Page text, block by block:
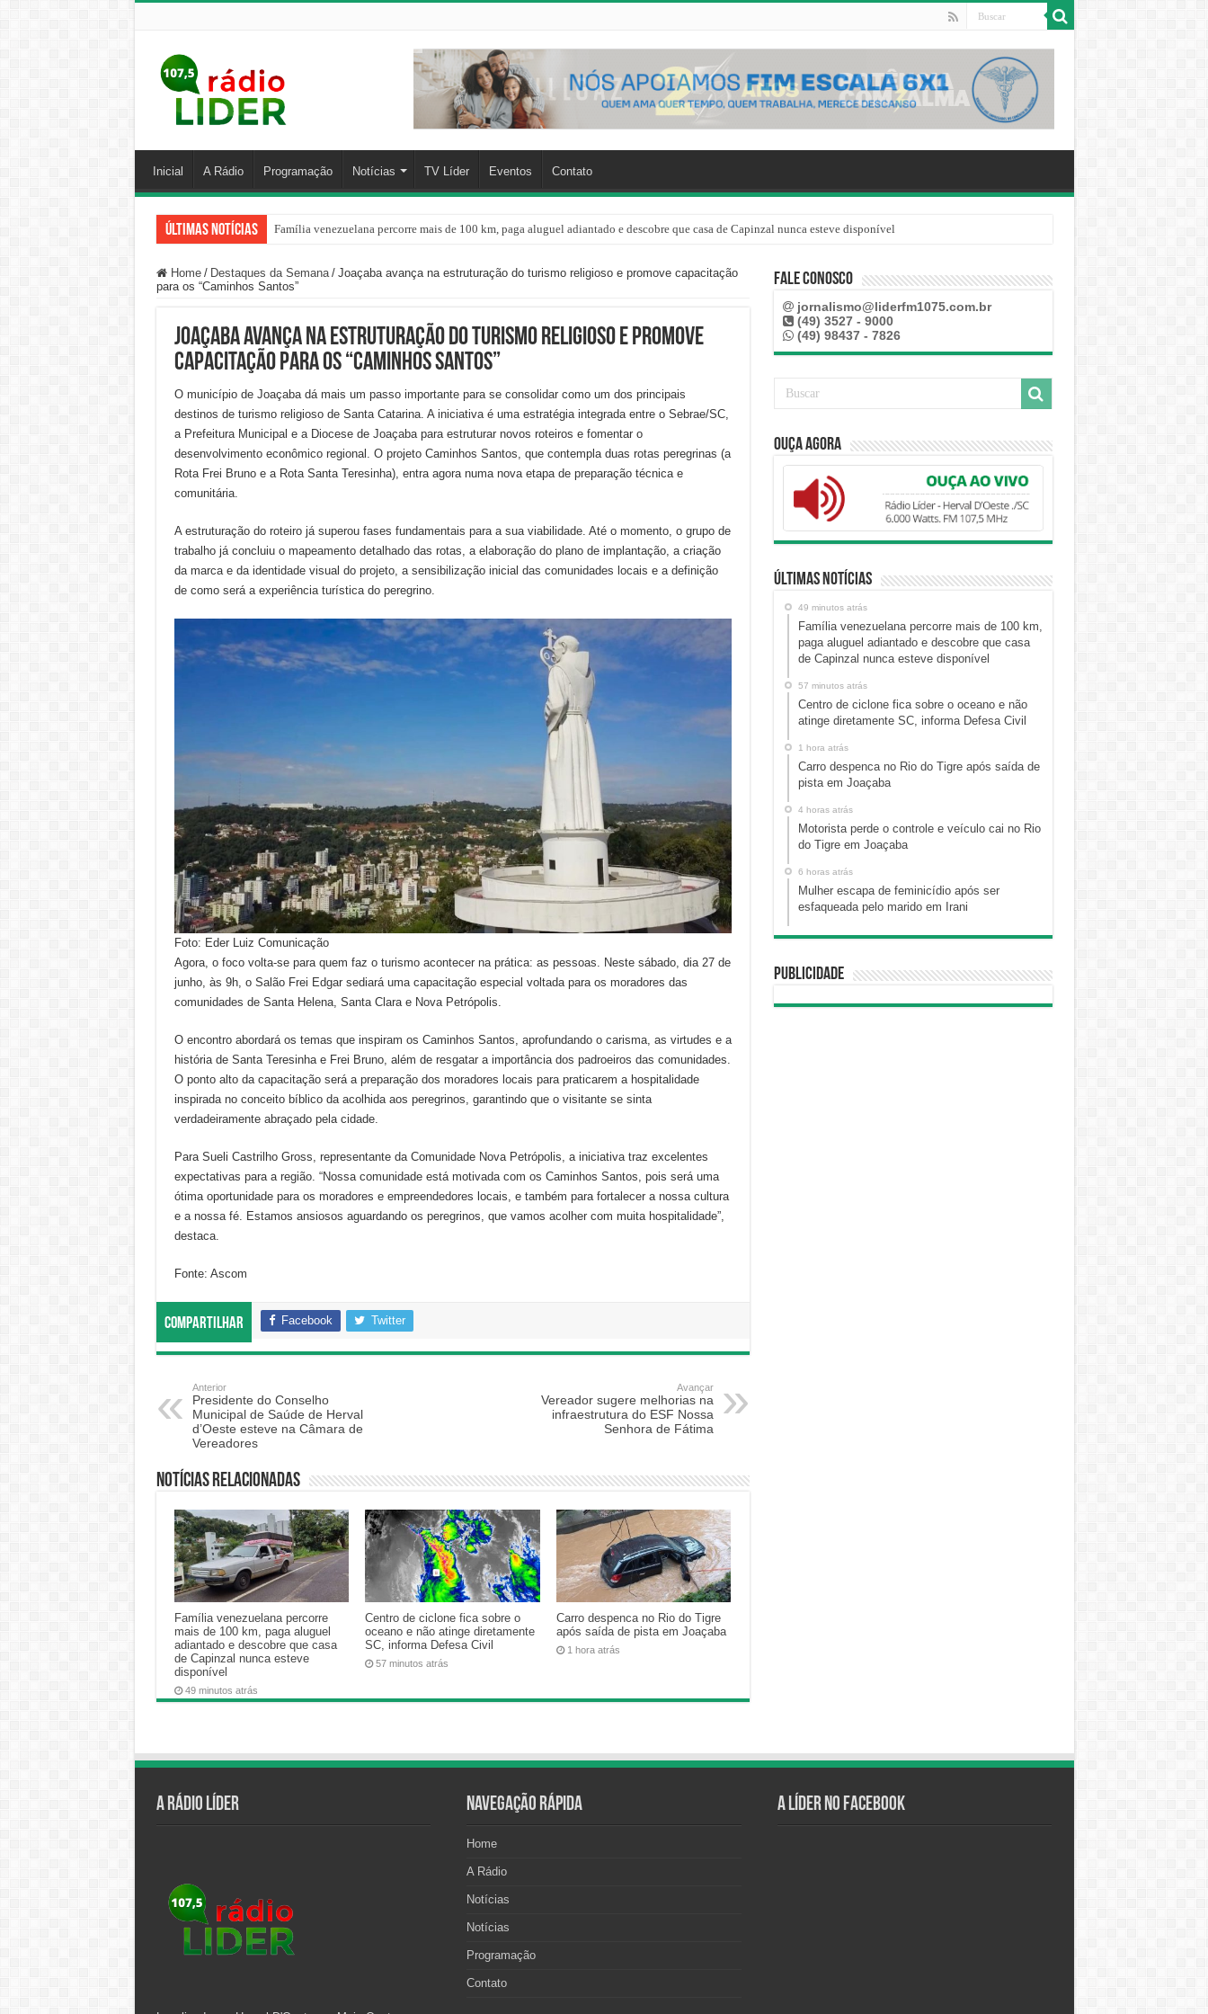
Inicial A Rádio Programação Notícias TV Líder Eventos Contato
Últimas Notícias Família venezuelana percorre mais de 100 km, paga aluguel adiantado e descobre que casa de Capinzal nunca esteve disponível
Home / Destaques da Semana / Joaçaba avança na estruturação do turismo religioso e promove capacitação
para os “Caminhos Santos”
Joaçaba avança na estruturação do turismo religioso e promove
capacitação para os “Caminhos Santos”
O município de Joaçaba dá mais um passo importante para se consolidar como um dos principais
destinos de turismo religioso de Santa Catarina. A iniciativa é uma estratégia integrada entre o Sebrae/SC,
a Prefeitura Municipal e a Diocese de Joaçaba para estruturar novos roteiros e fomentar o
desenvolvimento econômico regional. O projeto Caminhos Santos, que contempla duas rotas peregrinas (a
Rota Frei Bruno e a Rota Santa Teresinha), entra agora numa nova etapa de preparação técnica e
comunitária.
A estruturação do roteiro já superou fases fundamentais para a sua viabilidade. Até o momento, o grupo de
trabalho já concluiu o mapeamento detalhado das rotas, a elaboração do plano de implantação, a criação
da marca e da identidade visual do projeto, a sensibilização inicial das comunidades locais e a definição
de como será a experiência turística do peregrino.
Foto: Eder Luiz Comunicação
Agora, o foco volta-se para quem faz o turismo acontecer na prática: as pessoas. Neste sábado, dia 27 de
junho, às 9h, o Salão Frei Edgar sediará uma capacitação especial voltada para os moradores das
comunidades de Santa Helena, Santa Clara e Nova Petrópolis.
O encontro abordará os temas que inspiram os Caminhos Santos, aprofundando o carisma, as virtudes e a
história de Santa Teresinha e Frei Bruno, além de resgatar a importância dos padroeiros das comunidades.
O ponto alto da capacitação será a preparação dos moradores locais para praticarem a hospitalidade
inspirada no conceito bíblico da acolhida aos peregrinos, garantindo que o visitante se sinta
verdadeiramente abraçado pela cidade.
Para Sueli Castrilho Gross, representante da Comunidade Nova Petrópolis, a iniciativa traz excelentes
expectativas para a região. “Nossa comunidade está motivada com os Caminhos Santos, pois será uma
ótima oportunidade para os moradores e empreendedores locais, e também para fortalecer a nossa cultura
e a nossa fé. Estamos ansiosos aguardando os peregrinos, que vamos acolher com muita hospitalidade”,
destaca.
Fonte: Ascom
Compartilhar Facebook Twitter
Anterior
Presidente do Conselho
Municipal de Saúde de Herval
d’Oeste esteve na Câmara de
Vereadores
Avançar
Vereador sugere melhorias na
infraestrutura do ESF Nossa
Senhora de Fátima
Notícias relacionadas
Família venezuelana percorre
mais de 100 km, paga aluguel
adiantado e descobre que casa
de Capinzal nunca esteve
disponível
49 minutos atrás
Centro de ciclone fica sobre o
oceano e não atinge diretamente
SC, informa Defesa Civil
57 minutos atrás
Carro despenca no Rio do Tigre
após saída de pista em Joaçaba
1 hora atrás
Fale Conosco
jornalismo@liderfm1075.com.br
(49) 3527 - 9000
(49) 98437 - 7826
Ouça Agora
Últimas Notícias
49 minutos atrás
Família venezuelana percorre mais de 100 km,
paga aluguel adiantado e descobre que casa
de Capinzal nunca esteve disponível
57 minutos atrás
Centro de ciclone fica sobre o oceano e não
atinge diretamente SC, informa Defesa Civil
1 hora atrás
Carro despenca no Rio do Tigre após saída de
pista em Joaçaba
4 horas atrás
Motorista perde o controle e veículo cai no Rio
do Tigre em Joaçaba
6 horas atrás
Mulher escapa de feminicídio após ser
esfaqueada pelo marido em Irani
Publicidade
A Rádio Líder Navegação Rápida
Home
A Rádio
Notícias
Notícias
Programação
Contato
A Líder no Facebook